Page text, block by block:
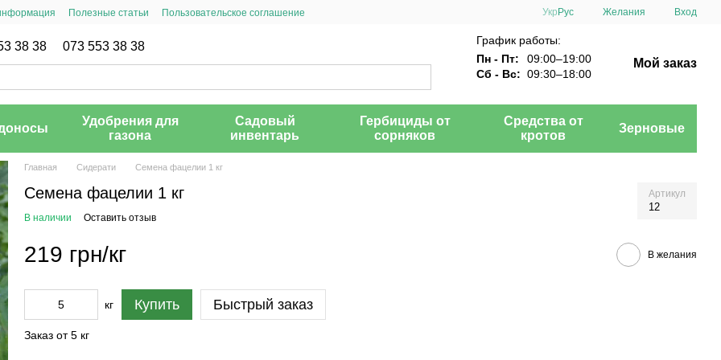
Полезные статьи Пользовательское соглашение Укр Рус Желания Вход
38 38 073 553 38 38
График работы:
Пн - Пт:
09:00–19:00
Сб - Вс: 09:30–18:00
Мой заказ
Удобрения для
газона
Садовый
инвентарь
Гербициды от
сорняков
Средства от
кротов
Зерновые
Главная Сидерати Семена фацелии 1 кг
Семена фацелии 1 кг Артикул
12
В наличии Оставить отзыв
219 грн/кг В желания
кг Купить Быстрый заказ
Заказ от 5 кг